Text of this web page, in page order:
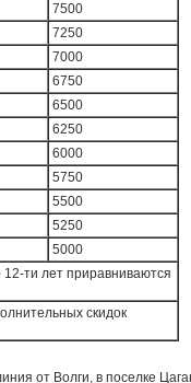
7500
7250
7000
6750
6500
6250
6000
5750
5500
5250
5000
ти лет приравниваются
скидок
от Волги, в поселке